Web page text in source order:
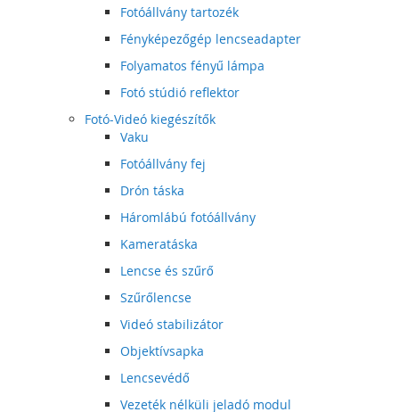
Fotóállvány tartozék
Fényképezőgép lencseadapter
Folyamatos fényű lámpa
Fotó stúdió reflektor
Fotó-Videó kiegészítők
Vaku
Fotóállvány fej
Drón táska
Háromlábú fotóállvány
Kameratáska
Lencse és szűrő
Szűrőlencse
Videó stabilizátor
Objektívsapka
Lencsevédő
Vezeték nélküli jeladó modul